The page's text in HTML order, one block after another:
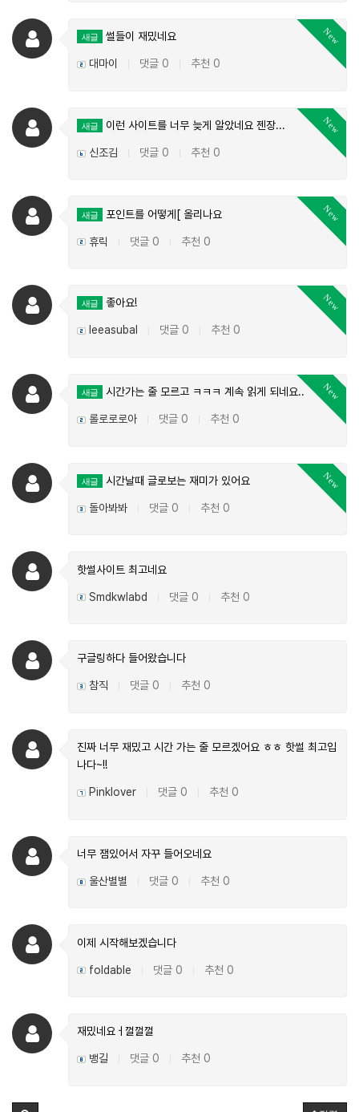
New
새글 썰들이 재밌네요
대마이 댓글 0 추천 0
New
새글 이런 사이트를 너무 늦게 알았네요 젠장...
신조김 댓글 0 추천 0
New
새글 포인트를 어떻게[ 올리나요
휴릭 댓글 0 추천 0
New
새글 좋아요!
leeasubal 댓글 0 추천 0
New
새글 시간가는 줄 모르고 ㅋㅋㅋ 계속 읽게 되네요..
롤로로로아 댓글 0 추천 0
New
새글 시간날때 글로보는 재미가 있어요
돌아봐봐 댓글 0 추천 0
핫썰사이트 최고네요
Smdkwlabd 댓글 0 추천 0
구글링하다 들어왔습니다
참직 댓글 0 추천 0
진짜 너무 재밌고 시간 가는 줄 모르겠어요 ㅎㅎ 핫썰 최고입
나다~!!
Pinklover 댓글 0 추천 0
너무 잼있어서 자꾸 들어오네요
울산별별 댓글 0 추천 0
이제 시작해보겠습니다
foldable 댓글 0 추천 0
재밌네요ㅓ껄껄껄
뱅길 댓글 0 추천 0